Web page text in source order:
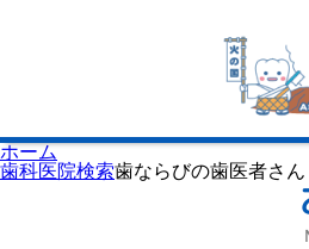
ホーム
歯科医院検索歯ならびの歯医者さん
歯科医院
休日当番医
イベント
歯の豆知
口腔保健
国保組合
熊本歯科
会員専用
プライバ
サイトマ